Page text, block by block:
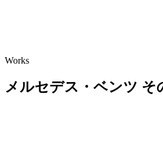
Works
メルセデス・ベンツ そ